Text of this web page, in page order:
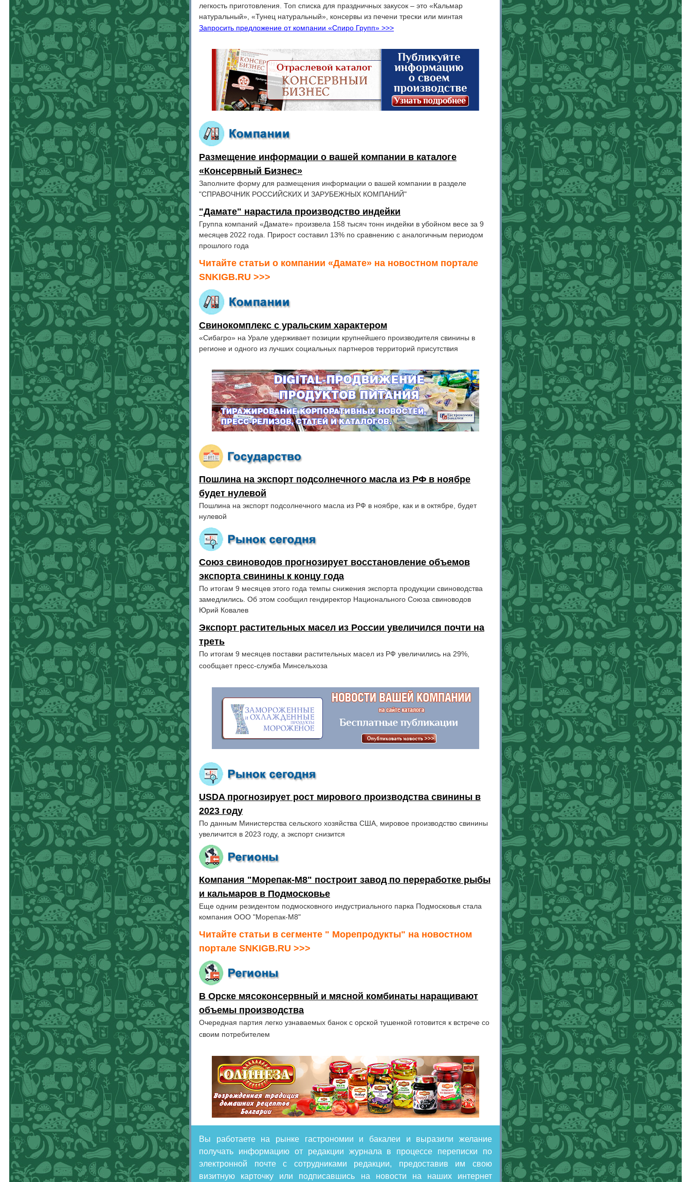
легкость приготовления. Топ списка для праздничных закусок – это «Кальмар
натуральный», «Тунец натуральный», консервы из печени трески или минтая
Запросить предложение от компании «Спиро Групп» >>>
Размещение информации о вашей компании в каталоге
«Консервный Бизнес»
Заполните форму для размещения информации о вашей компании в разделе
"СПРАВОЧНИК РОССИЙСКИХ И ЗАРУБЕЖНЫХ КОМПАНИЙ"
"Дамате" нарастила производство индейки
Группа компаний «Дамате» произвела 158 тысяч тонн индейки в убойном весе за 9
месяцев 2022 года. Прирост составил 13% по сравнению с аналогичным периодом
прошлого года
Читайте статьи о компании «Дамате» на новостном портале
SNKIGB.RU >>>
Свинокомплекс с уральским характером
«Сибагро» на Урале удерживает позиции крупнейшего производителя свинины в
регионе и одного из лучших социальных партнеров территорий присутствия
Пошлина на экспорт подсолнечного масла из РФ в ноябре
будет нулевой
Пошлина на экспорт подсолнечного масла из РФ в ноябре, как и в октябре, будет
нулевой
Союз свиноводов прогнозирует восстановление объемов
экспорта свинины к концу года
По итогам 9 месяцев этого года темпы снижения экспорта продукции свиноводства
замедлились. Об этом сообщил гендиректор Национального Союза свиноводов
Юрий Ковалев
Экспорт растительных масел из России увеличился почти на
треть
По итогам 9 месяцев поставки растительных масел из РФ увеличились на 29%,
сообщает пресс-служба Минсельхоза
USDA прогнозирует рост мирового производства свинины в
2023 году
По данным Министерства сельского хозяйства США, мировое производство свинины
увеличится в 2023 году, а экспорт снизится
Компания "Морепак-М8" построит завод по переработке рыбы
и кальмаров в Подмосковье
Еще одним резидентом подмосковного индустриального парка Подмосковья стала
компания ООО "Морепак-М8"
Читайте статьи в сегменте " Морепродукты" на новостном
портале SNKIGB.RU >>>
В Орске мясоконсервный и мясной комбинаты наращивают
объемы производства
Очередная партия легко узнаваемых банок с орской тушенкой готовится к встрече со
своим потребителем
Вы работаете на рынке гастрономии и бакалеи и выразили желание
получать информацию от редакции журнала в процессе переписки по
электронной почте с сотрудниками редакции, предоставив им свою
визитную карточку или подписавшись на новости на наших интернет